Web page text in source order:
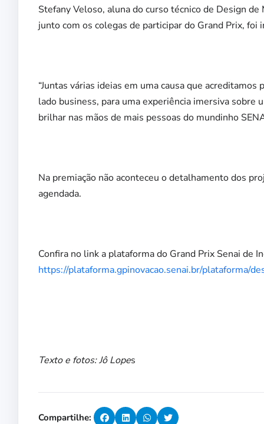
Stefany Veloso, aluna do curso técnico de Design
junto com os colegas de participar do Grand Prix, foi
“Juntas várias ideias em uma causa que
lado business, para uma experiência imersiva sobre
brilhar nas mãos de mais pessoas do mundinho
Na premiação não aconteceu o detalhamento dos
agendada.
Confira no link a plataforma do Grand Prix Senai de
https://plataforma.gpinovacao.senai.br/plataforma/
Texto e fotos: Jô Lopes
Compartilhe: